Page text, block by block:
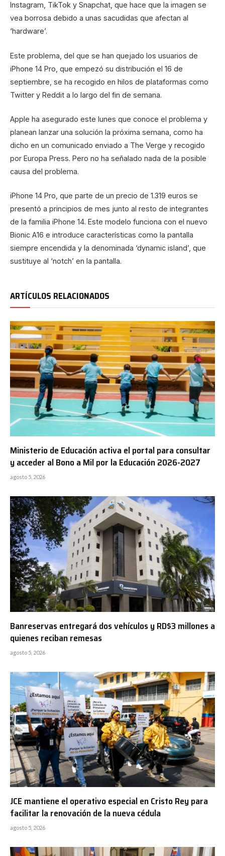
Instagram, TikTok y Snapchat, que hace que la imagen se
vea borrosa debido a unas sacudidas que afectan al
‘hardware’.
Este problema, del que se han quejado los usuarios de
iPhone 14 Pro, que empezó su distribución el 16 de
septiembre, se ha recogido en hilos de plataformas como
Twitter y Reddit a lo largo del fin de semana.
Apple ha asegurado este lunes que conoce el problema y
planean lanzar una solución la próxima semana, como ha
dicho en un comunicado enviado a The Verge y recogido
por Europa Press. Pero no ha señalado nada de la posible
causa del problema.
iPhone 14 Pro, que parte de un precio de 1.319 euros se
presentó a principios de mes junto al resto de integrantes
de la familia iPhone 14. Este modelo funciona con el nuevo
Bionic A16 e introduce características como la pantalla
siempre encendida y la denominada ‘dynamic island’, que
sustituye al ‘notch’ en la pantalla.
ARTÍCULOS RELACIONADOS
Ministerio de Educación activa el portal para consultar
y acceder al Bono a Mil por la Educación 2026-2027
agosto 5, 2026
Banreservas entregará dos vehículos y RD$3 millones a
quienes reciban remesas
agosto 5, 2026
JCE mantiene el operativo especial en Cristo Rey para
facilitar la renovación de la nueva cédula
agosto 5, 2026